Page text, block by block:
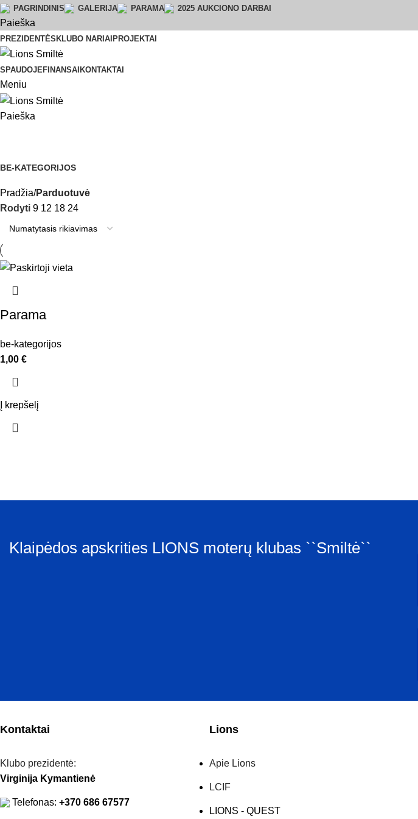
PAGRINDINIS GALERIJA PARAMA 2025 AUKCIONO DARBAI
Paieška
PREZIDENTĖS KLUBO NARIAI PROJEKTAI
SPAUDOJEFINANSAI KONTAKTAI
Meniu
Paieška
BE-KATEGORIJOS
Pradžia Parduotuvė
Rodyti 9 12 18 24
Parama
be-kategorijos
1,00 €
Į krepšelį
Klaipėdos apskrities LIONS moterų klubas ``Smiltė``
Kontaktai
Klubo prezidentė:
Virginija Kymantienė
Telefonas: +370 686 67577
Lions
Apie Lions
LCIF
LIONS - QUEST